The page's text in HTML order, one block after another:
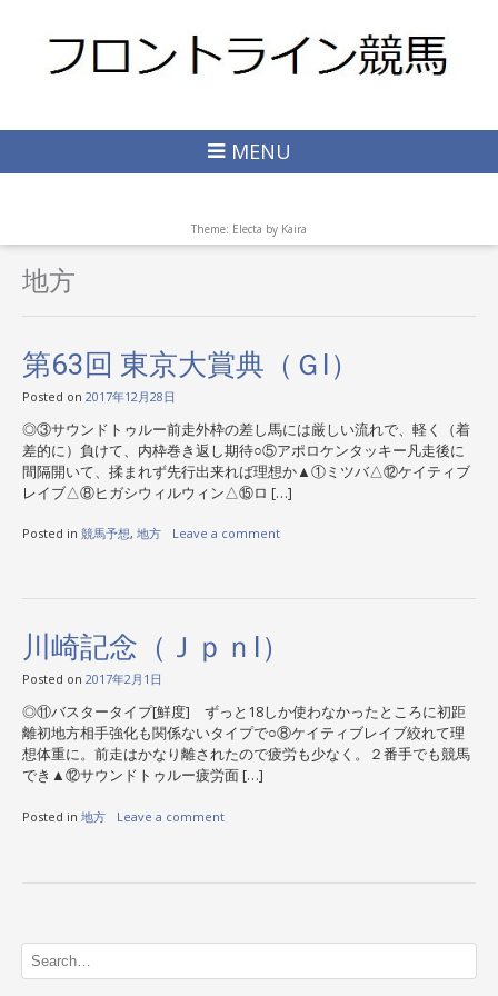
MENU
Theme: Electa by Kaira
地方
第63回 東京大賞典（ＧI）
Posted on 2017年12月28日
◎③サウンドトゥルー前走外枠の差し馬には厳しい流れで、軽く（着
差的に）負けて、内枠巻き返し期待○⑤アポロケンタッキー凡走後に
間隔開いて、揉まれず先行出来れば理想か▲①ミツバ△⑫ケイティブ
レイブ△⑧ヒガシウィルウィン△⑮ロ […]
Posted in 競馬予想, 地方 Leave a comment
川崎記念（ＪｐｎI）
Posted on 2017年2月1日
◎⑪バスタータイプ[鮮度] ずっと18しか使わなかったところに初距
離初地方相手強化も関係ないタイプで○⑧ケイティブレイブ絞れて理
想体重に。前走はかなり離されたので疲労も少なく。２番手でも競馬
でき▲⑫サウンドトゥルー疲労面 […]
Posted in 地方 Leave a comment